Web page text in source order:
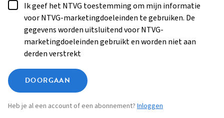
Ik geef het NTVG toestemming om mijn informatie
voor NTVG-marketingdoeleinden te gebruiken. De
gegevens worden uitsluitend voor NTVG-
marketingdoeleinden gebruikt en worden niet aan
derden verstrekt
DOORGAAN
Heb je al een account of een abonnement? Inloggen